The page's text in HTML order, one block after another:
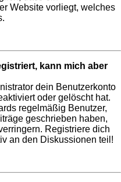
Website vorliegt, welches
kann mich aber
dein Benutzerkonto
oder gelöscht hat.
regelmäßig Benutzer,
geschrieben haben,
Registriere dich
an den Diskussionen teil!